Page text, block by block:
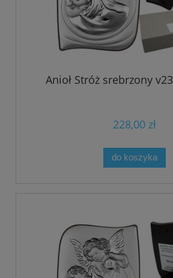
Anioł Stróż srebrzony
228,00 zł
do koszyka